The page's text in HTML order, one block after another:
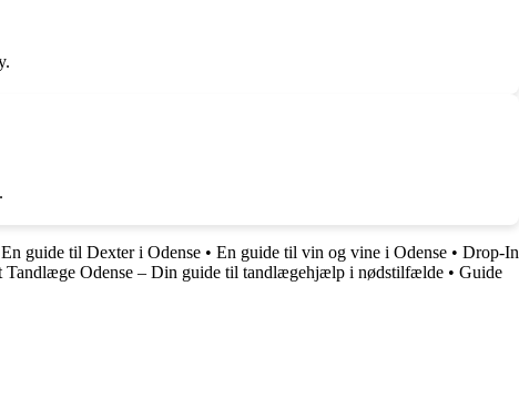
En guide til Dexter i Odense • En guide til vin og vine i Odense • Drop-In
Tandlæge Odense – Din guide til tandlægehjælp i nødstilfælde • Guide